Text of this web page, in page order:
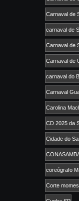
Carnaval de
carnaval de
Carnaval de
Carnaval de
carnaval do
Carnaval
Carolina
CD 2025 da
Cidade do
coreógrafo
Corte